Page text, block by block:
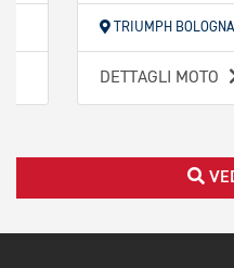
TRIUMPH BOLOGNA
DETTAGLI MOTO